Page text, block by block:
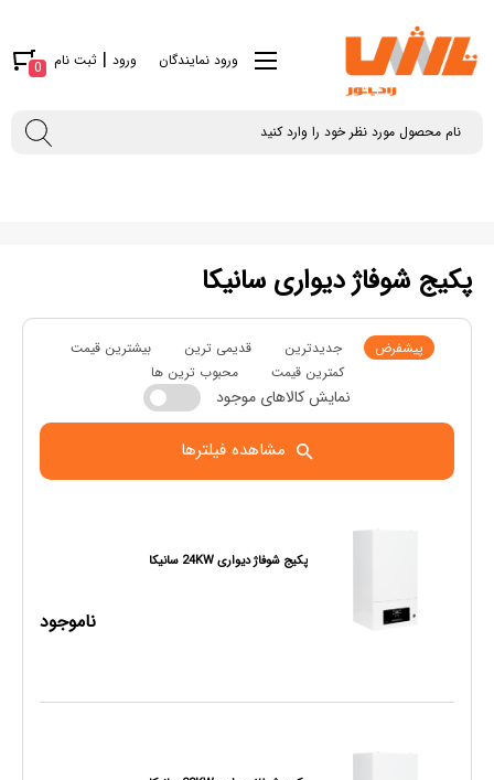
ورود نمایندگان ورود | ثبت نام 0
پکیج شوفاژ دیواری سانیکا
پیشفرض جدیدترین قدیمی ترین
بیشترین قیمت
کمترین قیمت
محبوب ترین ها
نمایش کالاهای موجود
مشاهده فیلترها
پکیج شوفاژ دیواری 24KW سانیکا
ناموجود